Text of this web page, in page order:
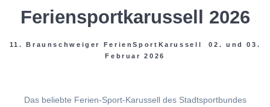
Feriensportkarussell 2026
11. Braunschweiger FerienSportKarussell 02. und 03.
Februar 2026
Das beliebte Ferien-Sport-Karussell des Stadtsportbundes